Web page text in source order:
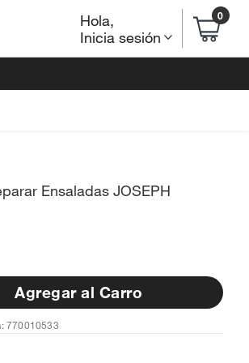
Hola,
Inicia sesión
0
Ensaladas JOSEPH
Agregar al Carro
770010533